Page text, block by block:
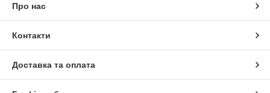
Про нас
Контакти
Доставка та оплата